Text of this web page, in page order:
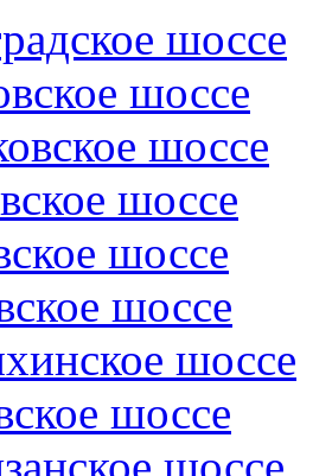
шоссе
шоссе
шоссе
шоссе
шоссе
шоссе
шоссе
шоссе